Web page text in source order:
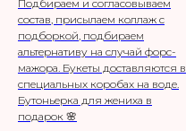
Подбираем и согласовываем
состав, присылаем коллаж с
подборкой, подбираем
альтернативу на случай форс-
мажора. Букеты доставляются в
специальных коробах на воде.
Бутоньерка для жениха в
подарок 🌸